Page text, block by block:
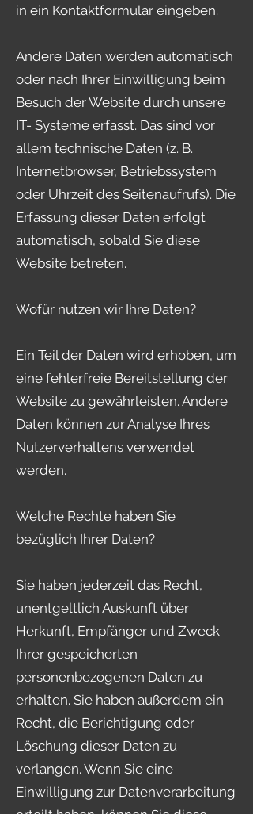
in ein Kontaktformular eingeben.
Andere Daten werden automatisch
oder nach Ihrer Einwilligung beim
Besuch der Website durch unsere
IT- Systeme erfasst. Das sind vor
allem technische Daten (z. B.
Internetbrowser, Betriebssystem
oder Uhrzeit des Seitenaufrufs). Die
Erfassung dieser Daten erfolgt
automatisch, sobald Sie diese
Website betreten.
Wofür nutzen wir Ihre Daten?
Ein Teil der Daten wird erhoben, um
eine fehlerfreie Bereitstellung der
Website zu gewährleisten. Andere
Daten können zur Analyse Ihres
Nutzerverhaltens verwendet
werden.
Welche Rechte haben Sie
bezüglich Ihrer Daten?
Sie haben jederzeit das Recht,
unentgeltlich Auskunft über
Herkunft, Empfänger und Zweck
Ihrer gespeicherten
personenbezogenen Daten zu
erhalten. Sie haben außerdem ein
Recht, die Berichtigung oder
Löschung dieser Daten zu
verlangen. Wenn Sie eine
Einwilligung zur Datenverarbeitung